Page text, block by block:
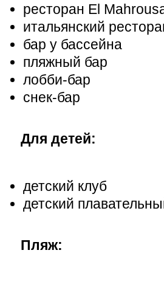
ресторан El
итальянский
бар у бассейна
пляжный бар
лобби-бар
снек-бар
Для детей:
детский клуб
детский
Пляж: